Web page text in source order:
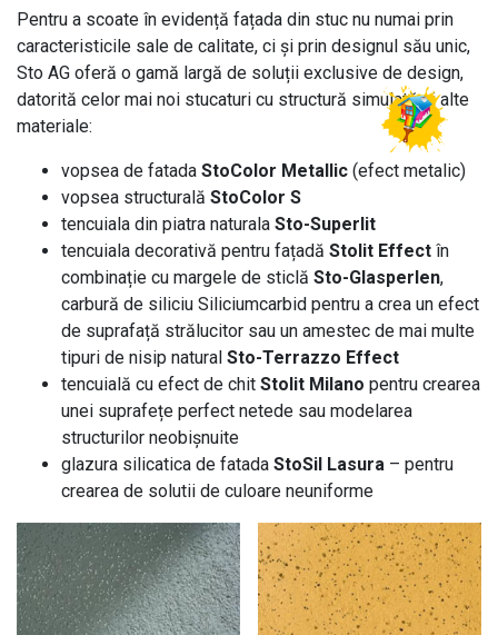
Pentru a scoate în evidență fațada din stuc nu numai prin
caracteristicile sale de calitate, ci și prin designul său unic,
Sto AG oferă o gamă largă de soluții exclusive de design,
datorită celor mai noi stucaturi cu structură simulată și alte
materiale:
vopsea de fatada StoColor Metallic (efect metalic)
vopsea structurală StoColor S
tencuiala din piatra naturala Sto-Superlit
tencuiala decorativă pentru fațadă Stolit Effect în
combinație cu margele de sticlă Sto-Glasperlen,
carbură de siliciu Siliciumcarbid pentru a crea un efect
de suprafață strălucitor sau un amestec de mai multe
tipuri de nisip natural Sto-Terrazzo Effect
tencuială cu efect de chit Stolit Milano pentru crearea
unei suprafețe perfect netede sau modelarea
structurilor neobișnuite
glazura silicatica de fatada StoSil Lasura – pentru
crearea de solutii de culoare neuniforme